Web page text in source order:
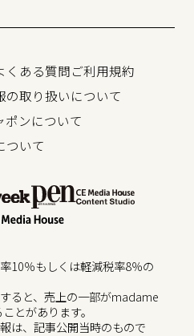
くある質問ご利用規約
取り扱いについて
ポンについて
ついて
10％もしくは軽減税率8％の
ると、売上の一部がmadame
とがあります。
は、記事公開当時のもので